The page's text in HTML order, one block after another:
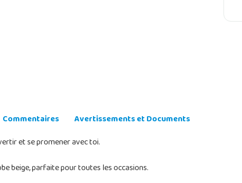
Commentaires
Avertissements et Documents
et se promener avec toi.
beige, parfaite pour toutes les occasions.